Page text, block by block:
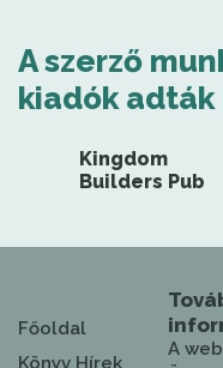
A szerző
kiadók adták
Kingdom
Builders Pub
Főoldal
Könyv Hírek
A